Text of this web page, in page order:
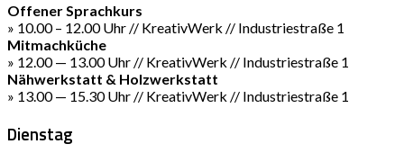
Offener Sprachkurs
» 10.00 – 12.00 Uhr // KreativWerk // Industriestraße 1
Mitmachküche
» 12.00 — 13.00 Uhr // KreativWerk // Industriestraße 1
Nähwerkstatt & Holzwerkstatt
» 13.00 — 15.30 Uhr // KreativWerk // Industriestraße 1
Dienstag